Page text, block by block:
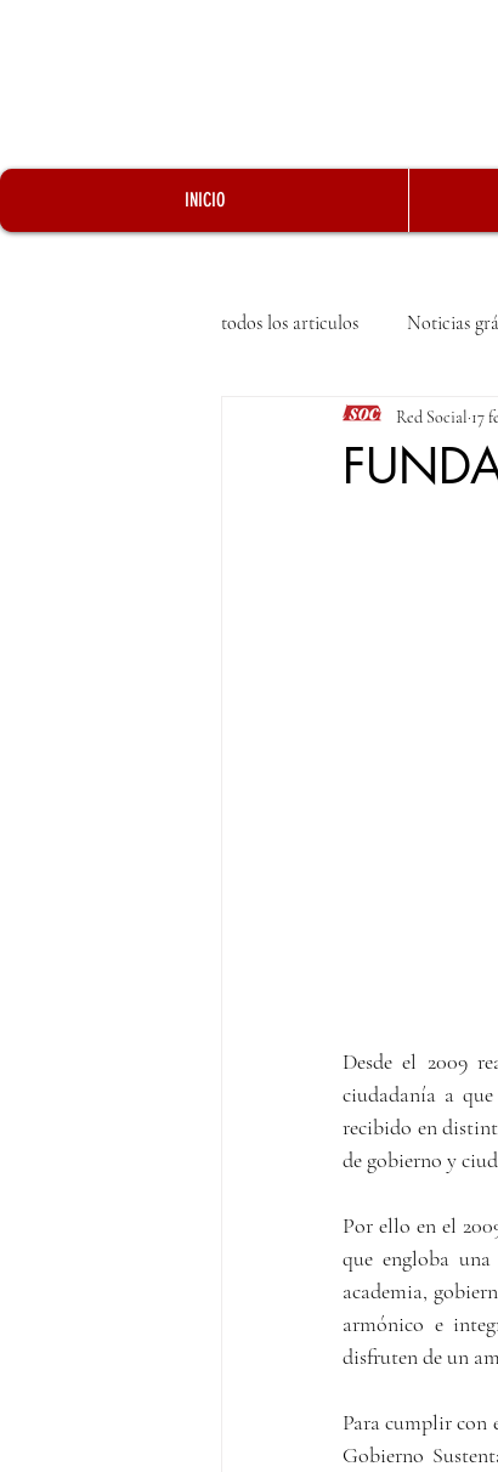
INICIO
todos los articulos Noticias
Red Social 17
Desde el 2009
ciudadanía a
recibido en
de gobierno y
Por ello en el
que engloba
academia,
armónico e
disfruten de un
Para cumplir con
Gobierno